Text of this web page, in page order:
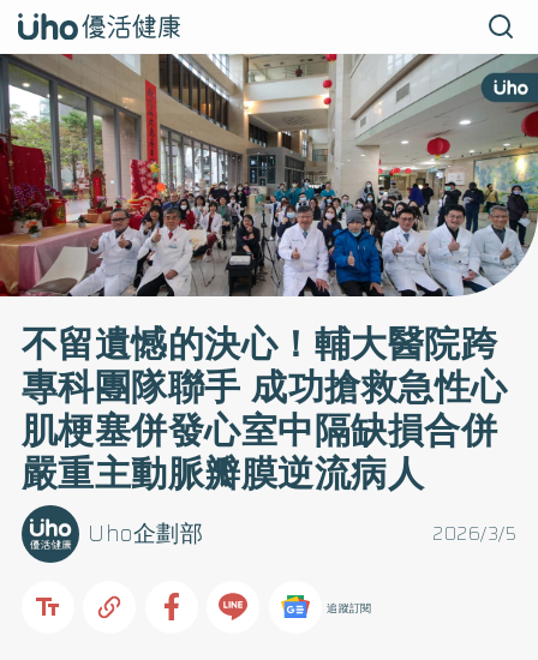
不留遺憾的決心！輔大醫院跨
專科團隊聯手 成功搶救急性心
肌梗塞併發心室中隔缺損合併
嚴重主動脈瓣膜逆流病人
2026/3/5
Uho企劃部
追蹤訂閱